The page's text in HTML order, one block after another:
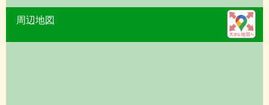
周辺地図